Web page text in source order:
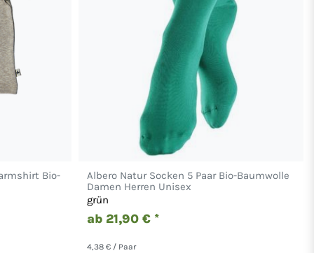
Bio-
Albero Natur Socken 5 Paar Bio-Baumwolle
Damen Herren Unisex
grün
ab 21,90 € *
4,38 € / Paar